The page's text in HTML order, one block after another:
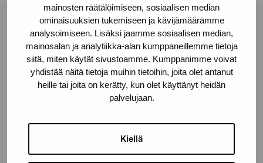
mainosten räätälöimiseen, sosiaalisen median
ominaisuuksien tukemiseen ja kävijämäärämme
analysoimiseen. Lisäksi jaamme sosiaalisen median,
mainosalan ja analytiikka-alan kumppaneillemme tietoja
siitä, miten käytät sivustoamme. Kumppanimme voivat
yhdistää näitä tietoja muihin tietoihin, joita olet antanut
heille tai joita on kerätty, kun olet käyttänyt heidän
palvelujaan.
Kiellä
Stiftelsen Pro Artibus
Gustav Wasas gata 11
10600 Ekenäs
proartibus@proartibus.fi